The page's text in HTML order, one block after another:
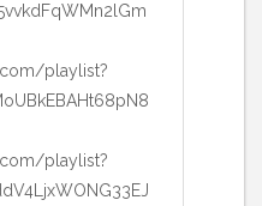
playlist?
playlist?